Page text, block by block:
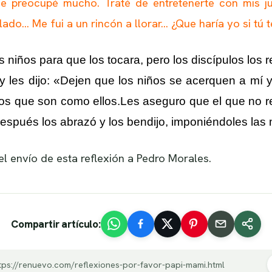
Me fui a un rincón a llorar… ¿Que haría yo si tú
niños para que los tocara, pero los discípulos los
les dijo: «Dejen que los niños se acerquen a mí
que son como ellos.Les aseguro que el que no
los abrazó y los bendijo, imponiéndoles las
envío de esta reflexión a Pedro Morales.
Compartir artículo:
renuevo.com/reflexiones-por-favor-papi-mami.html